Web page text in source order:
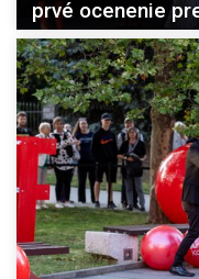
prvé ocenenie